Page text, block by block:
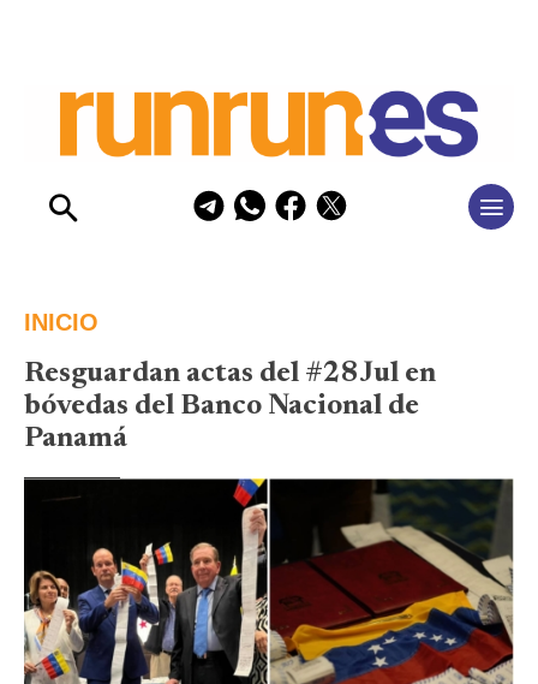
INICIO
Resguardan actas del #28Jul en
bóvedas del Banco Nacional de
Panamá